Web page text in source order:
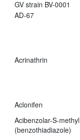
GV strain BV-0001
AD-67
Acrinathrin
Aclonifen
Acibenzolar-S-methyl
(benzothiadiazole)